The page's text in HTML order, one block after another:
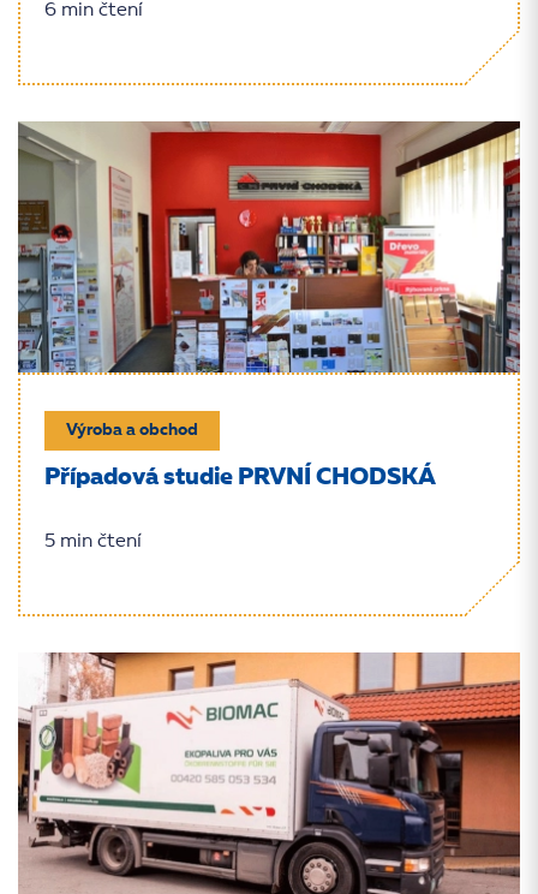
6 min čtení
Výroba a obchod
Případová studie PRVNÍ CHODSKÁ
5 min čtení